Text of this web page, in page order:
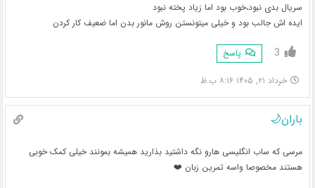
سریال بدی نبود،خوب بود اما زیاد پخته نبود
ایده اش جالب بود و خیلی میتونستن روش مانور بدن اما ضعیف کار کردن
3 پاسخ
خرداد ۲۱, ۱۴۰۵ ۸:۱۶ ب.ظ
باران🌙
مرسی که ساب انگلیسی هارو نگه داشتید بذارید همیشه بمونند خیلی کمک خوبی
هستند مخصوصا واسه تمرین زبان ❤️